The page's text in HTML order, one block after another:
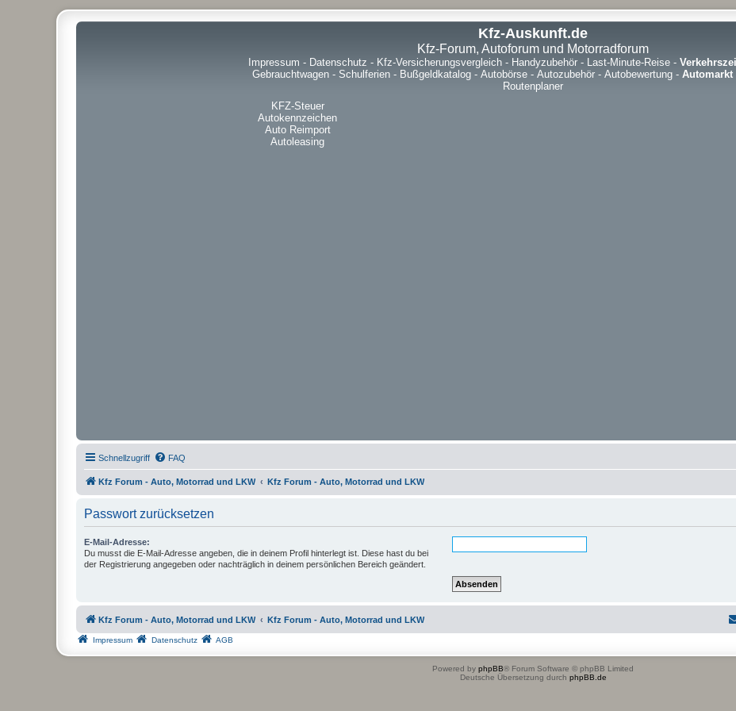
Kfz-Auskunft.de
Kfz-Forum, Autoforum und Motorradforum
Impressum - Datenschutz - Kfz-Versicherungsvergleich- Handyzubehör- Last-Minute-Reise-
Gebrauchtwagen - Schulferien - Bußgeldkatalog - Autobörse - Autozubehör - Autobewertung - Automarkt
Routenplaner
KFZ-Steuer
Autokennzeichen
Auto Reimport
Autoleasing
Schnellzugriff FAQ
Kfz Forum - Auto, Motorrad und LKW Kfz Forum - Auto, Motorrad und LKW
Passwort zurücksetzen
E-Mail-Adresse:
Du musst die E-Mail-Adresse angeben, die in deinem Profil hinterlegt ist. Diese hast du bei
der Registrierung angegeben oder nachträglich in deinem persönlichen Bereich geändert.
Kfz Forum - Auto, Motorrad und LKW Kfz Forum - Auto, Motorrad und LKW
Impressum Datenschutz AGB
Powered by phpBB® Forum Software © phpBB Limited
Deutsche Übersetzung durch phpBB.de